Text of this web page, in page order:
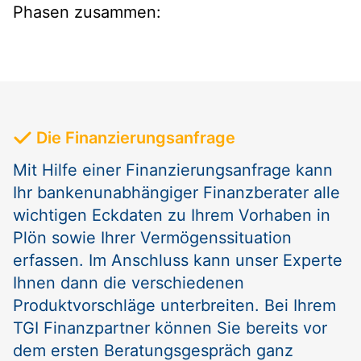
Phasen zusammen:
Die Finanzierungsanfrage
Mit Hilfe einer Finanzierungsanfrage kann
Ihr bankenunabhängiger Finanzberater alle
wichtigen Eckdaten zu Ihrem Vorhaben in
Plön sowie Ihrer Vermögenssituation
erfassen. Im Anschluss kann unser Experte
Ihnen dann die verschiedenen
Produktvorschläge unterbreiten. Bei Ihrem
TGI Finanzpartner können Sie bereits vor
dem ersten Beratungsgespräch ganz